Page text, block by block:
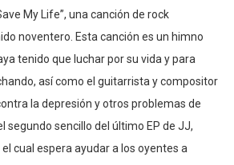
My Life”, una canción de rock
noventero. Esta canción es un himno
tenido que luchar por su vida y para
así como el guitarrista y compositor
la depresión y otros problemas de
segundo sencillo del último EP de JJ,
el cual espera ayudar a los oyentes a